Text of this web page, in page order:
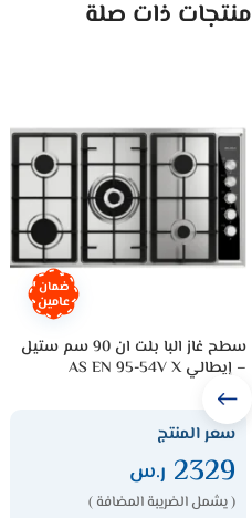
منتجات ذات صلة
ضمان
عامين
سطح غاز البا بلت ان 90 سم ستيل
– إيطالي AS EN 95-54V X
سعر المنتج
2329 ر.س
( يشمل الضريبة المضافة )